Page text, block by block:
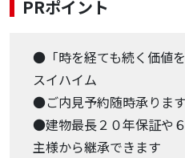
PRポイント
●「時を経ても続く価値
スイハイム
●ご内見予約随時承ります
●建物最長２０年保証や
主様から継承できます